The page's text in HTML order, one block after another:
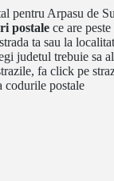
pentru Arpasu de
postale ce are
ta sau la
judetul trebuie sa
fa click pe
codurile postale